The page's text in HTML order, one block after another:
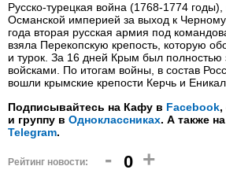
Русско-турецкая война (1768-1774
Османской империей за выход к
года вторая русская армия под
взяла Перекопскую крепость, которую
и турок. За 16 дней Крым был полностью
войсками. По итогам войны, в состав
вошли крымские крепости Керчь и
Подписывайтесь на Кафу в Facebook,
и группу в Одноклассниках. А также
Telegram.
Рейтинг новости: - 0 +